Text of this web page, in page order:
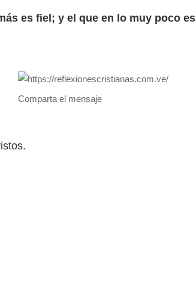
es fiel; y el que en lo muy poco es
Comparta el mensaje